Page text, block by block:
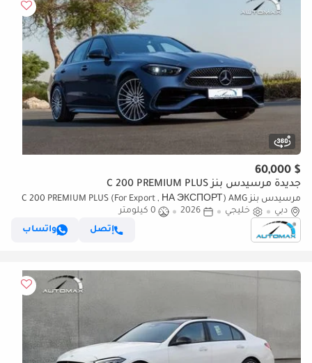
$ 60,000
جديدة مرسيدس بنز C 200 PREMIUM PLUS
مرسيدس بنز C 200 PREMIUM PLUS (For Export , НА ЭКСПОРТ) AMG
EQ Boost 1.5T RWD 2026 GCC Без пробега
دبي خليجي 2026
0 كيلومتر
إتصل
واتساب